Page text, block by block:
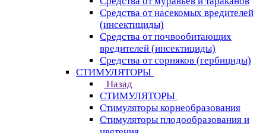
Средства от насекомых вредителей
(инсектициды)
Средства от почвообитающих
вредителей (инсектициды)
Средства от сорняков (гербициды)
СТИМУЛЯТОРЫ
Назад
СТИМУЛЯТОРЫ
Стимуляторы корнеобразования
Стимуляторы плодообразования и